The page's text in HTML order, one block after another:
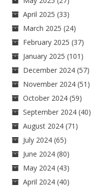
April 2025 (33)
March 2025 (24)
February 2025 (37)
January 2025 (101)
December 2024 (57)
November 2024 (51)
October 2024 (59)
September 2024 (40)
August 2024 (71)
July 2024 (65)
June 2024 (80)
May 2024 (43)
April 2024 (40)